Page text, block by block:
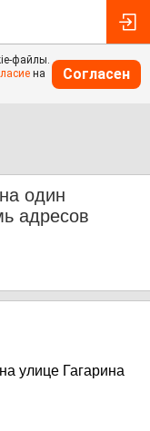
файлы.
на
Согласен
один
адресов
улице Гагарина